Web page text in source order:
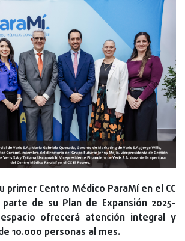
primer Centro Médico ParaMí en el CC
de su Plan de Expansión 2025-
ofrecerá atención integral y
10.000 personas al mes.